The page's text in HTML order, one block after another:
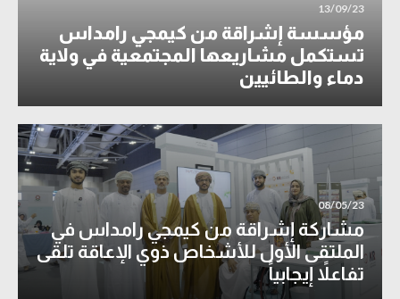
13/09/23
مؤسسة إشراقة من كيمجي رامداس
تستكمل مشاريعها المجتمعية في ولاية
دماء والطائيين
08/05/23
مشاركة إشراقة من كيمجي رامداس في
الملتقى الأول للأشخاص ذوي الإعاقة تلقى
تفاعلاً إيجابياً